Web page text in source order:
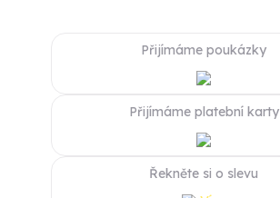
Přijímáme poukázky
Přijímáme platební karty
Řekněte si o slevu